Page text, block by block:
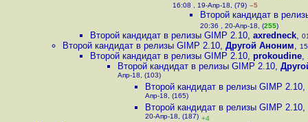
16:08 , 19-Апр-18, (79) –5
Второй кандидат в
20:36 , 20-Апр-18, (255)
Второй кандидат в релизы GIMP 2.10, axredneck,
Второй кандидат в релизы GIMP 2.10, Другой Аноним,
Второй кандидат в релизы GIMP 2.10, prokoudine,
Второй кандидат в релизы GIMP 2.10,
Апр-18, (103)
Второй кандидат в релизы GIMP 2.10,
Апр-18, (165)
Второй кандидат в релизы GIMP 2.10,
20-Апр-18, (187) +4